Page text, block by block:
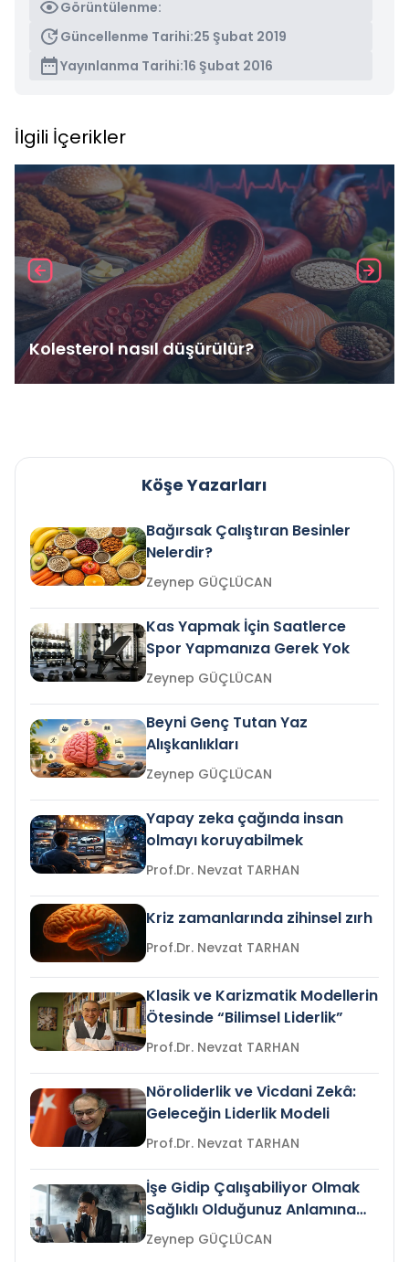
Görüntülenme:
Güncellenme Tarihi:25 Şubat 2019
Yayınlanma Tarihi:16 Şubat 2016
İlgili İçerikler
Kolesterol nasıl düşürülür?
Köşe Yazarları
Bağırsak Çalıştıran Besinler
Nelerdir?
Zeynep GÜÇLÜCAN
Kas Yapmak İçin Saatlerce
Spor Yapmanıza Gerek Yok
Zeynep GÜÇLÜCAN
Beyni Genç Tutan Yaz
Alışkanlıkları
Zeynep GÜÇLÜCAN
Yapay zeka çağında insan
olmayı koruyabilmek
Prof.Dr. Nevzat TARHAN
Kriz zamanlarında zihinsel zırh
Prof.Dr. Nevzat TARHAN
Klasik ve Karizmatik Modellerin
Ötesinde “Bilimsel Liderlik”
Prof.Dr. Nevzat TARHAN
Nöroliderlik ve Vicdani Zekâ:
Geleceğin Liderlik Modeli
Prof.Dr. Nevzat TARHAN
İşe Gidip Çalışabiliyor Olmak
Sağlıklı Olduğunuz Anlamına
Gelir mi?Zeynep GÜÇLÜCAN